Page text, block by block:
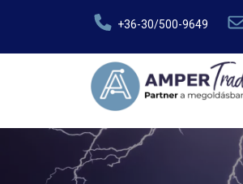
+36-30/500-9649